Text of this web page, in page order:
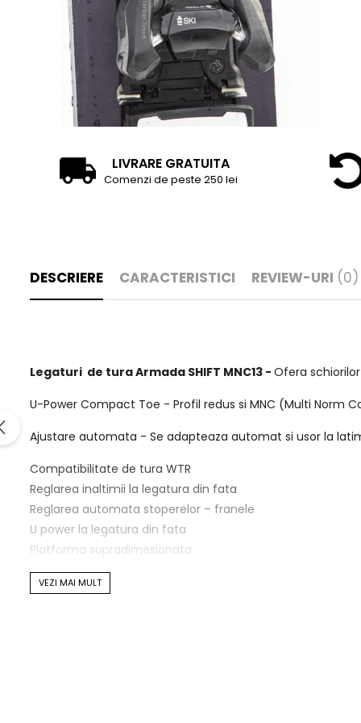
LIVRARE GRATUITA
Comenzi de peste 250 lei
DESCRIERE CARACTERISTICI REVIEW-URI (0)
Legaturi de tura Armada SHIFT MNC13 - Ofera
U-Power Compact Toe - Profil redus si MNC (Multi
Ajustare automata - Se adapteaza automat si usor la
Compatibilitate de tura WTR
Reglarea inaltimii la legatura din fata
Reglarea automata stoperelor – franele
U power la legatura din fata
Platforma supradimesionata
Placate de transfer progressive
Sasiu cu profil redus
VEZI MAI MULT